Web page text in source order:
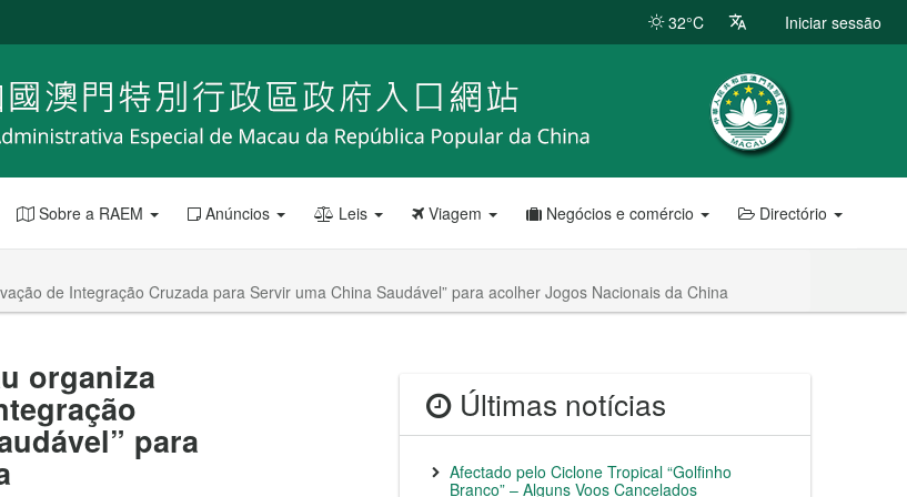
32°C Iniciar sessão
Sobre a RAEM Anúncios Leis Viagem Negócios e comércio Directório
de Integração Cruzada para Servir uma China Saudável” para acolher Jogos Nacionais da China
organiza
para
Últimas notícias
Afectado pelo Ciclone Tropical “Golfinho
Branco” – Alguns Voos Cancelados